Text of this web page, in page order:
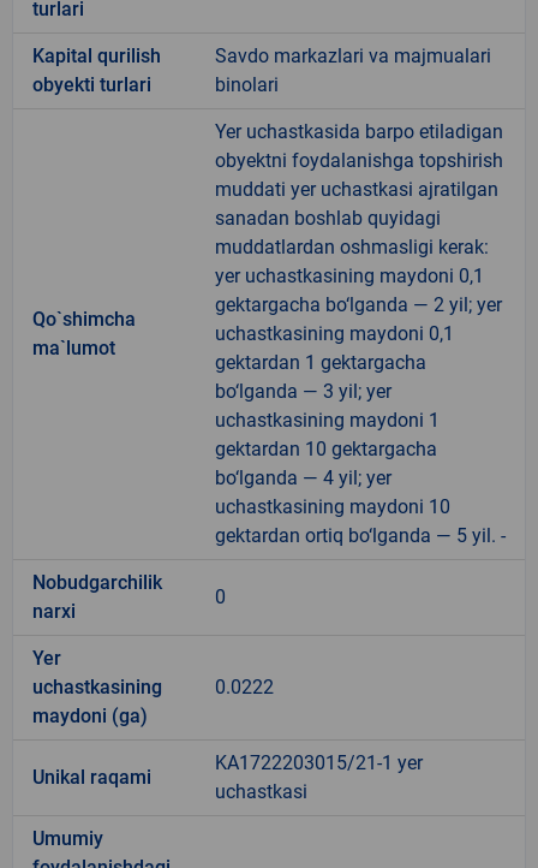
turlari
Kapital qurilish
obyekti turlari
Savdo markazlari va majmualari
binolari
Qo`shimcha
ma`lumot
Yer uchastkasida barpo etiladigan
obyektni foydalanishga topshirish
muddati yer uchastkasi ajratilgan
sanadan boshlab quyidagi
muddatlardan oshmasligi kerak:
yer uchastkasining maydoni 0,1
gektargacha bo‘lganda — 2 yil; yer
uchastkasining maydoni 0,1
gektardan 1 gektargacha
bo‘lganda — 3 yil; yer
uchastkasining maydoni 1
gektardan 10 gektargacha
bo‘lganda — 4 yil; yer
uchastkasining maydoni 10
gektardan ortiq bo‘lganda — 5 yil. -
Nobudgarchilik
narxi
0
Yer
uchastkasining
maydoni (ga)
0.0222
Unikal raqami
KA1722203015/21-1 yer
uchastkasi
Umumiy